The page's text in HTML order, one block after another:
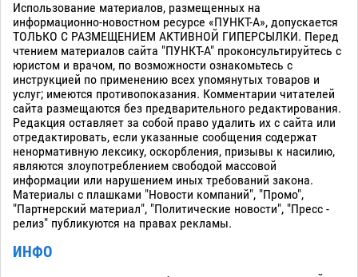
Использование материалов, размещенных на
информационно-новостном ресурсе «ПУНКТ-А», допускается
ТОЛЬКО С РАЗМЕЩЕНИЕМ АКТИВНОЙ ГИПЕРСЫЛКИ. Перед
чтением материалов сайта "ПУНКТ-А" проконсультируйтесь с
юристом и врачом, по возможности ознакомьтесь с
инструкцией по применению всех упомянутых товаров и
услуг; имеются противопоказания. Комментарии читателей
сайта размещаются без предварительного редактирования.
Редакция оставляет за собой право удалить их с сайта или
отредактировать, если указанные сообщения содержат
ненормативную лексику, оскорбления, призывы к насилию,
являются злоупотреблением свободой массовой
информации или нарушением иных требований закона.
Материалы с плашками "Новости компаний", "Промо",
"Партнерский материал", "Политические новости", "Пресс -
релиз" публикуются на правах рекламы.
ИНФО